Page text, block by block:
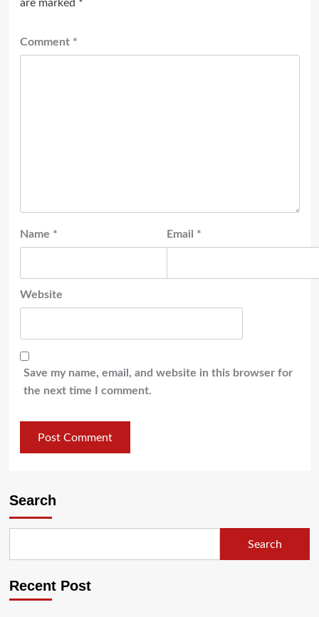
are marked *
Comment *
Name * Email *
Website
Save my name, email, and website in this browser for
the next time I comment.
Search
Search
Recent Post